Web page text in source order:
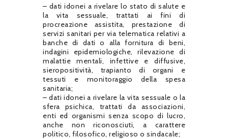
– dati idonei a rivelare lo stato di salute e
la vita sessuale, trattati ai fini di
procreazione assistita, prestazione di
servizi sanitari per via telematica relativi a
banche di dati o alla fornitura di beni,
indagini epidemiologiche, rilevazione di
malattie mentali, infettive e diffusive,
sieropositività, trapianto di organi e
tessuti e monitoraggio della spesa
sanitaria;
– dati idonei a rivelare la vita sessuale o la
sfera psichica, trattati da associazioni,
enti ed organismi senza scopo di lucro,
anche non riconosciuti, a carattere
politico, filosofico, religioso o sindacale;